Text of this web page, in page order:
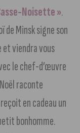
Noisette ».
de Minsk signe son
viendra vous
le chef-d’œuvre
raconte
en cadeau un
bonhomme.